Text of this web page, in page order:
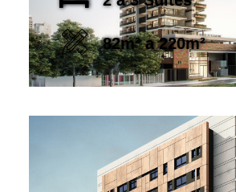
82m² a 220m²